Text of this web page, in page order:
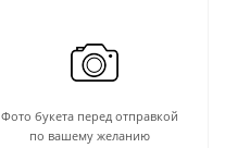
Фото букета перед отправкой
по вашему желанию